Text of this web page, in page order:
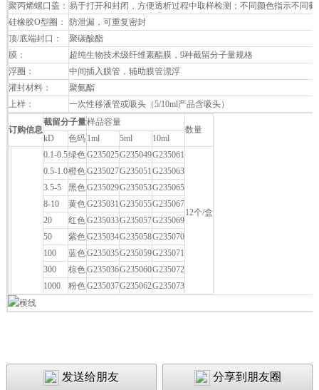
聚丙烯螺口盖： 易于打开和封闭，方便透析过程中取样检测；不同颜色指示不同截
硅橡胶O型圈：
防泄漏，可重复密封
顶/底端封口：
聚碳酸酯
膜：
超纯生物技术级纤维素酯膜，9种截留分子量规格
浮圈：
中间插入膜管，辅助膜管漂浮
灌封材料：
聚氨酯
上样：
一次性移液管或吸头（5/10ml产品含吸头）
订购信息
截留分子量样品容量
数量
kD
色码 1ml 5ml 10ml
0.1-0.5绿色G235025G235049G235061
12个/盒
0.5-1.0橙色G235027G235051G235063
3.5-5
黑色G235029G235053G235065
8-10
黄色G235031G235055G235067
20
红色G235033G235057G235069
50
紫色G235034G235058G235070
100
蓝色G235035G235059G235071
300
棕色G235036G235060G235072
1000
粉色G235037G235062G235073
发送给朋友 分享到朋友圈